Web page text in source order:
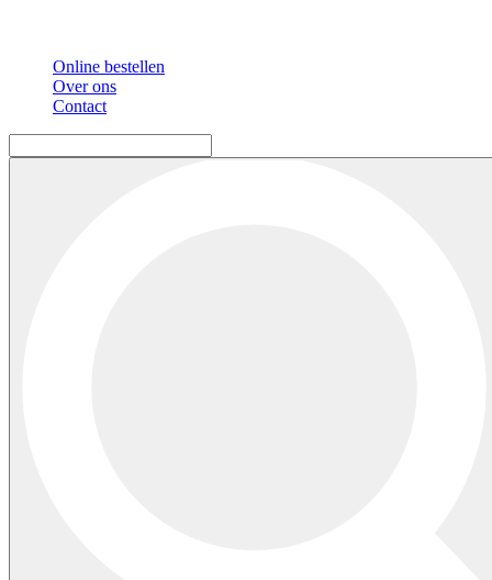
Online bestellen
Over ons
Contact